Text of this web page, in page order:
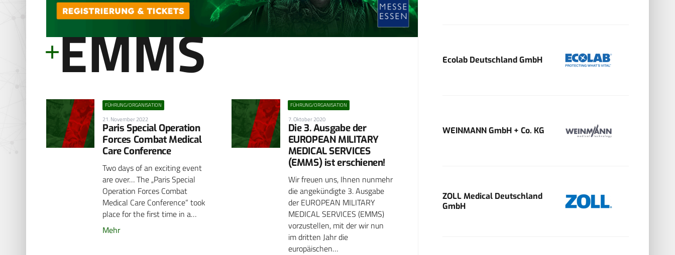
EMMS
FÜHRUNG/ORGANISATION
21. November 2022
Paris Special Operation
Forces Combat Medical
Care Conference
Two days of an exciting event
are over… The „Paris Special
Operation Forces Combat
Medical Care Conference“ took
place for the first time in a…
Mehr
FÜHRUNG/ORGANISATION
7. Oktober 2020
Die 3. Ausgabe der
EUROPEAN MILITARY
MEDICAL SERVICES
(EMMS) ist erschienen!
Wir freuen uns, Ihnen nunmehr
die angekündigte 3. Ausgabe
der EUROPEAN MILITARY
MEDICAL SERVICES (EMMS)
vorzustellen, mit der wir nun
im dritten Jahr die
europäischen…
Ecolab Deutschland GmbH
WEINMANN GmbH + Co. KG
ZOLL Medical Deutschland
GmbH